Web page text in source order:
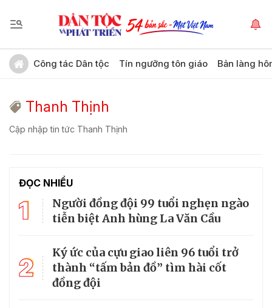
Công tác Dân tộc Tín ngưỡng tôn giáo Bản làng
Thanh Thịnh
Cập nhập tin tức Thanh Thịnh
ĐỌC NHIỀU
1
Người đồng đội 99 tuổi nghẹn ngào
tiễn biệt Anh hùng La Văn Cầu
2
Ký ức của cựu giao liên 96 tuổi trở
thành “tấm bản đồ” tìm hài cốt
đồng đội